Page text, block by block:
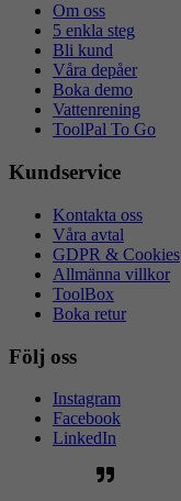
Om oss
5 enkla steg
Bli kund
Våra depåer
Boka demo
Vattenrening
ToolPal To Go
Kundservice
Kontakta oss
Våra avtal
GDPR & Cookies
Allmänna villkor
ToolBox
Boka retur
Följ oss
Instagram
Facebook
LinkedIn